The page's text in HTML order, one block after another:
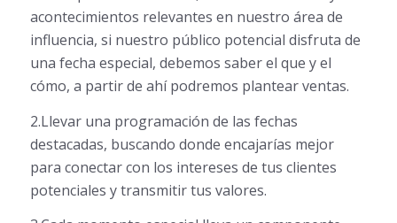
acontecimientos relevantes en nuestro área de
influencia, si nuestro público potencial disfruta de
una fecha especial, debemos saber el que y el
cómo, a partir de ahí podremos plantear ventas.
2.Llevar una programación de las fechas
destacadas, buscando donde encajarías mejor
para conectar con los intereses de tus clientes
potenciales y transmitir tus valores.